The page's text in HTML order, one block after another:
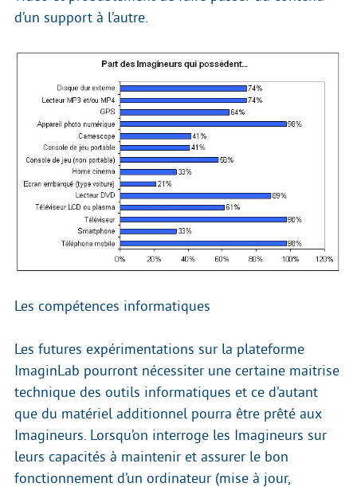
d’un support à l’autre.
Les compétences informatiques
Les futures expérimentations sur la plateforme
ImaginLab pourront nécessiter une certaine maitrise
technique des outils informatiques et ce d’autant
que du matériel additionnel pourra être prêté aux
Imagineurs. Lorsqu’on interroge les Imagineurs sur
leurs capacités à maintenir et assurer le bon
fonctionnement d’un ordinateur (mise à jour,